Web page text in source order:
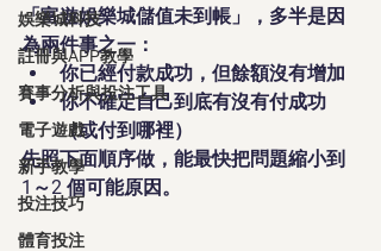
娛樂城科技
註冊與APP教學
賽事分析與投注工具
電子遊戲
新手教學
投注技巧
體育投注
「富遊娛樂城儲值未到帳」，多半是因
為兩件事之一：
你已經付款成功，但餘額沒有增加
你不確定自己到底有沒有付成功
（或付到哪裡）
先照下面順序做，能最快把問題縮小到
1～2 個可能原因。